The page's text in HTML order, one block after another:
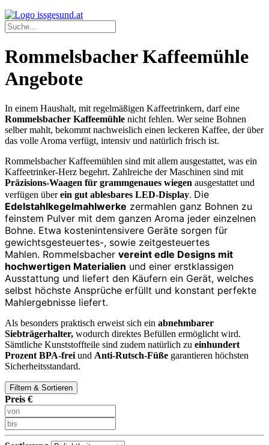
Rommelsbacher Kaffeemühle
Angebote
In einem Haushalt, mit regelmäßigen Kaffeetrinkern, darf eine
Rommelsbacher Kaffeemühle nicht fehlen. Wer seine Bohnen
selber mahlt, bekommt nachweislich einen leckeren Kaffee, der über
das volle Aroma verfügt, intensiv und natürlich frisch ist.
Rommelsbacher Kaffeemühlen sind mit allem ausgestattet, was ein
Kaffeetrinker-Herz begehrt. Zahlreiche der Maschinen sind mit
Präzisions-Waagen für grammgenaues wiegen ausgestattet und
verfügen überein gut ablesbares LED-Display. Die
Edelstahlkegelmahlwerke zermahlen ganz Bohnen zu
feinstem Pulver mit dem ganzen Aroma jeder einzelnen
Bohne. Etwa kostenintensivere Geräte sorgen für
gewichtsgesteuertes-, sowie zeitgesteuertes
Mahlen. Rommelsbacher vereint edle Designs mit
hochwertigen Materialien und einer erstklassigen
Ausstattung und liefert den Käufern ein Gerät, welches
selbst höchste Ansprüche erfüllt und konstant perfekte
Mahlergebnisse liefert.
Als besonders praktisch erweist sich ein abnehmbarer
Siebträgerhalter, wodurch direktes Befüllen ermöglicht wird.
Sämtliche Kunststoffteile sind zudem natürlich zu einhundert
Prozent BPA-frei und Anti-Rutsch-Füße garantieren höchsten
Sicherheitsstandard.
Filtern & Sortieren
Preis €